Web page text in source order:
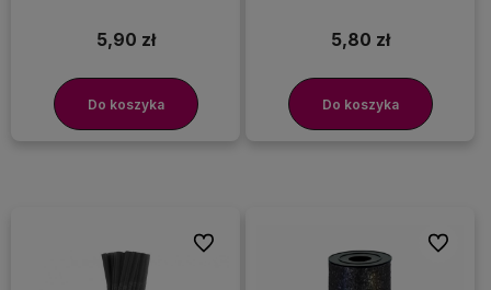
5,90 zł
Do koszyka
5,80 zł
Do koszyka
Do ulubionych Do